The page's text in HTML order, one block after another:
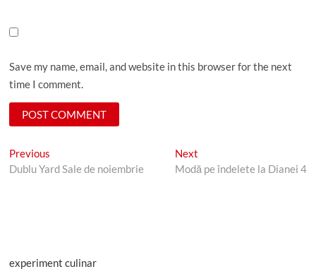
Save my name, email, and website in this browser for the next
time I comment.
Post
navigation
Previous
post:
Dublu Yard Sale de noiembrie
NextNext
post:
Modă pe îndelete la Dianei 4
experiment culinar